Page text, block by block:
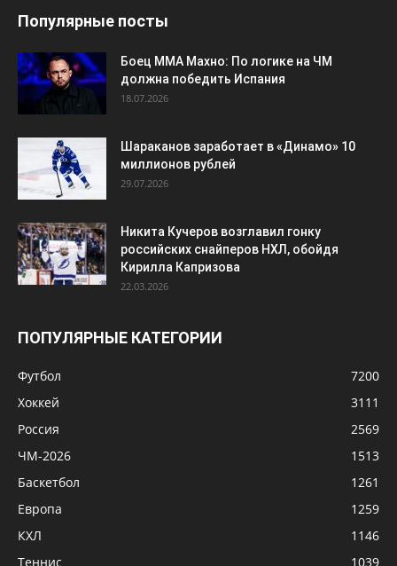
Популярные посты
Боец ММА Махно: По логике на ЧМ
должна победить Испания
18.07.2026
Шараканов заработает в «Динамо» 10
миллионов рублей
29.07.2026
Никита Кучеров возглавил гонку
российских снайперов НХЛ, обойдя
Кирилла Капризова
22.03.2026
ПОПУЛЯРНЫЕ КАТЕГОРИИ
Футбол
7200
Хоккей
3111
Россия
2569
ЧМ-2026
1513
Баскетбол
1261
Европа
1259
КХЛ
1146
Теннис
1039